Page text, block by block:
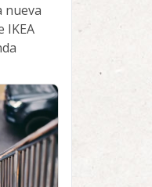
nueva
IKEA